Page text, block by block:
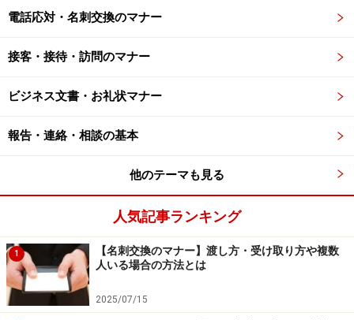
事前準備（2）会場の予約と参加者への案内
お店の候補が決まったら、早速予約を確定させ、参加者
□お店を予約する
サイトから予約ができるお店も増えましたが、直接電話
をした方がよいでしょう。店員の応対態度からお店の雰
囲気が伝わります。
予算については、お料理だけか、お料理と飲み物込みの
料金なのかあらかじめ決めておく必要があります。その
電話応対・名刺交換のマナー
接客・接待・訪問のマナー
ビジネス文書・お礼状マナー
報告・連絡・相談の基本
他のテーマも見る
人気記事ランキング
1
【名刺交換のマナー】渡し方・受け取り方や複数
人いる場合の方法とは
2025/07/15